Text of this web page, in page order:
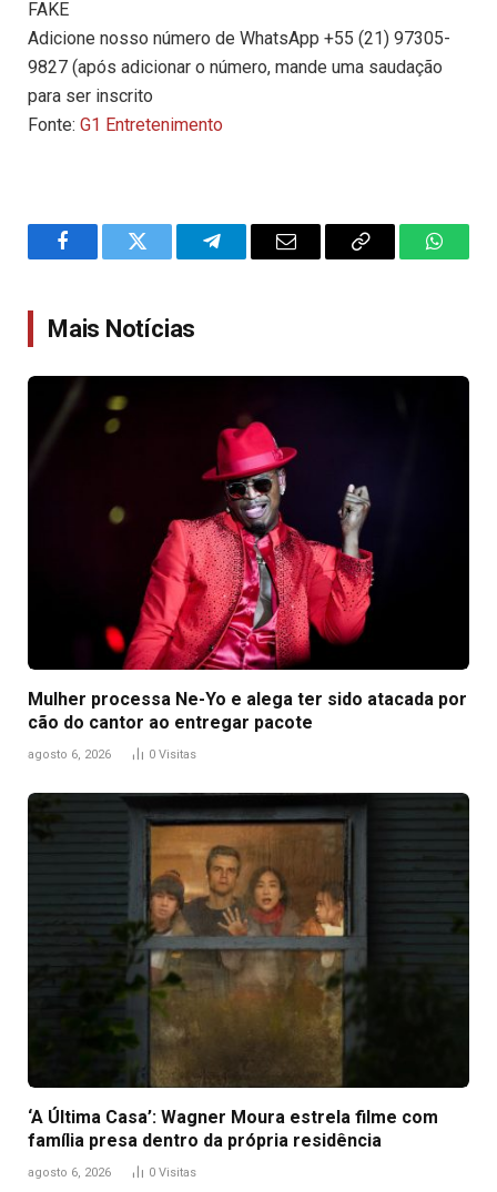
FAKE
Adicione nosso número de WhatsApp +55 (21) 97305-
9827 (após adicionar o número, mande uma saudação
para ser inscrito
Fonte: G1 Entretenimento
FacebookTwitter TelegramEmail
Copy
Mais Notícias
Mulher processa Ne-Yo e alega ter sido atacada por
cão do cantor ao entregar pacote
agosto 6, 2026 0 Visitas
‘A Última Casa’: Wagner Moura estrela filme com
família presa dentro da própria residência
agosto 6, 2026 0 Visitas